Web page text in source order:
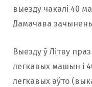
выезду чакалі 40
Дамачава
Выезду ў Літву
легкавых машын і
легкавых аўто